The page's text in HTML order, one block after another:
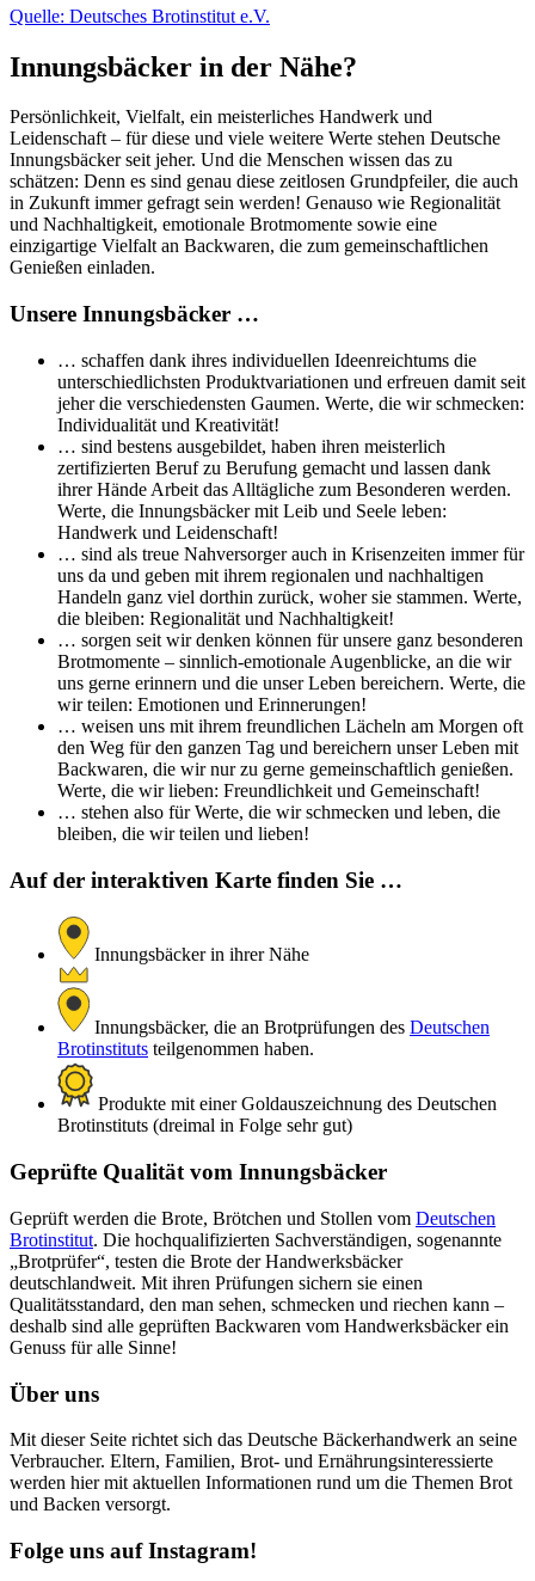
Quelle: Deutsches Brotinstitut e.V.
Innungsbäcker in der Nähe?
Persönlichkeit, Vielfalt, ein meisterliches Handwerk und
Leidenschaft – für diese und viele weitere Werte stehen Deutsche
Innungsbäcker seit jeher. Und die Menschen wissen das zu
schätzen: Denn es sind genau diese zeitlosen Grundpfeiler, die auch
in Zukunft immer gefragt sein werden! Genauso wie Regionalität
und Nachhaltigkeit, emotionale Brotmomente sowie eine
einzigartige Vielfalt an Backwaren, die zum gemeinschaftlichen
Genießen einladen.
Unsere Innungsbäcker …
… schaffen dank ihres individuellen Ideenreichtums die
unterschiedlichsten Produktvariationen und erfreuen damit seit
jeher die verschiedensten Gaumen. Werte, die wir schmecken:
Individualität und Kreativität!
… sind bestens ausgebildet, haben ihren meisterlich
zertifizierten Beruf zu Berufung gemacht und lassen dank
ihrer Hände Arbeit das Alltägliche zum Besonderen werden.
Werte, die Innungsbäcker mit Leib und Seele leben:
Handwerk und Leidenschaft!
… sind als treue Nahversorger auch in Krisenzeiten immer für
uns da und geben mit ihrem regionalen und nachhaltigen
Handeln ganz viel dorthin zurück, woher sie stammen. Werte,
die bleiben: Regionalität und Nachhaltigkeit!
… sorgen seit wir denken können für unsere ganz besonderen
Brotmomente – sinnlich-emotionale Augenblicke, an die wir
uns gerne erinnern und die unser Leben bereichern. Werte, die
wir teilen: Emotionen und Erinnerungen!
… weisen uns mit ihrem freundlichen Lächeln am Morgen oft
den Weg für den ganzen Tag und bereichern unser Leben mit
Backwaren, die wir nur zu gerne gemeinschaftlich genießen.
Werte, die wir lieben: Freundlichkeit und Gemeinschaft!
… stehen also für Werte, die wir schmecken und leben, die
bleiben, die wir teilen und lieben!
Auf der interaktiven Karte finden Sie …
Innungsbäcker in ihrer Nähe
Innungsbäcker, die an Brotprüfungen des Deutschen
Brotinstituts teilgenommen haben.
Produkte mit einer Goldauszeichnung des Deutschen
Brotinstituts (dreimal in Folge sehr gut)
Geprüfte Qualität vom Innungsbäcker
Geprüft werden die Brote, Brötchen und Stollen vom Deutschen
Brotinstitut. Die hochqualifizierten Sachverständigen, sogenannte
„Brotprüfer“, testen die Brote der Handwerksbäcker
deutschlandweit. Mit ihren Prüfungen sichern sie einen
Qualitätsstandard, den man sehen, schmecken und riechen kann –
deshalb sind alle geprüften Backwaren vom Handwerksbäcker ein
Genuss für alle Sinne!
Über uns
Mit dieser Seite richtet sich das Deutsche Bäckerhandwerk an seine
Verbraucher. Eltern, Familien, Brot- und Ernährungsinteressierte
werden hier mit aktuellen Informationen rund um die Themen Brot
und Backen versorgt.
Folge uns auf Instagram!